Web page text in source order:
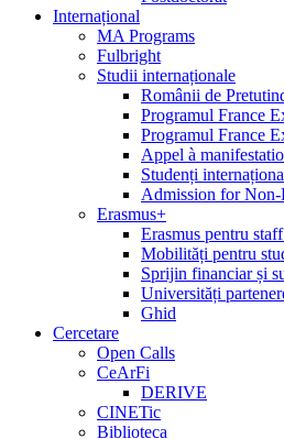
Internațional
MA Programs
Fulbright
Studii internaționale
Românii de
Programul France
Programul France
Appel à
Studenți
Admission for
Erasmus+
Erasmus pentru
Mobilități pentru
Sprijin financiar și
Universități
Ghid
Cercetare
Open Calls
CeArFi
DERIVE
CINETic
Biblioteca